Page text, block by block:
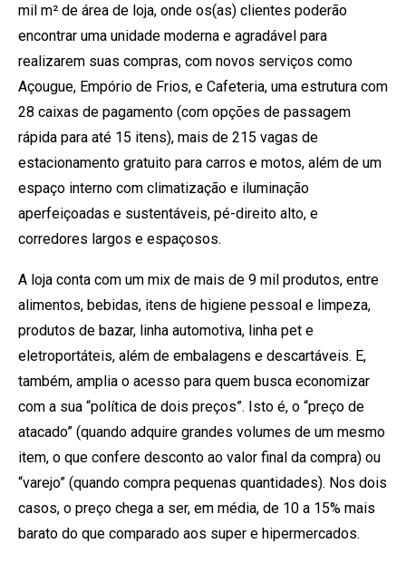
mil m² de área de loja, onde os(as) clientes poderão
encontrar uma unidade moderna e agradável para
realizarem suas compras, com novos serviços como
Açougue, Empório de Frios, e Cafeteria, uma estrutura com
28 caixas de pagamento (com opções de passagem
rápida para até 15 itens), mais de 215 vagas de
estacionamento gratuito para carros e motos, além de um
espaço interno com climatização e iluminação
aperfeiçoadas e sustentáveis, pé-direito alto, e
corredores largos e espaçosos.
A loja conta com um mix de mais de 9 mil produtos, entre
alimentos, bebidas, itens de higiene pessoal e limpeza,
produtos de bazar, linha automotiva, linha pet e
eletroportáteis, além de embalagens e descartáveis. E,
também, amplia o acesso para quem busca economizar
com a sua “política de dois preços”. Isto é, o “preço de
atacado” (quando adquire grandes volumes de um mesmo
item, o que confere desconto ao valor final da compra) ou
“varejo” (quando compra pequenas quantidades). Nos dois
casos, o preço chega a ser, em média, de 10 a 15% mais
barato do que comparado aos super e hipermercados.